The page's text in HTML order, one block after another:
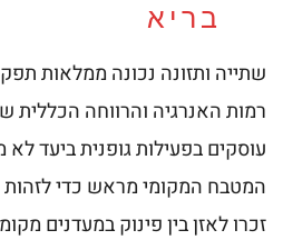
בריא
שתייה ותזונה נכונה ממלאות
רמות האנרגיה והרווחה
עוסקים בפעילות גופנית ביעד לא
המטבח המקומי מראש כדי לזהות
זכרו לאזן בין פינוק במעדנים